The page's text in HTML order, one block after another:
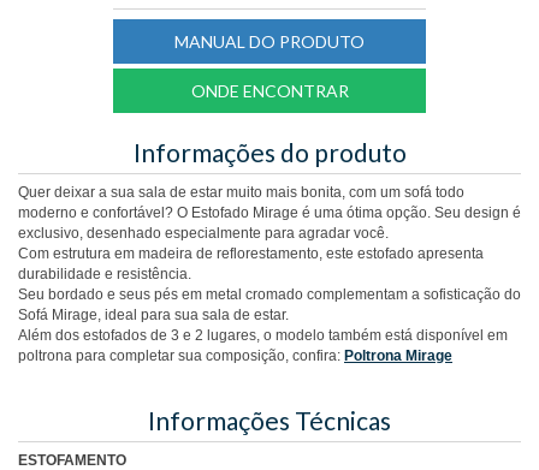
MANUAL DO PRODUTO
ONDE ENCONTRAR
Informações do produto
Quer deixar a sua sala de estar muito mais bonita, com um sofá todo
moderno e confortável? O Estofado Mirage é uma ótima opção. Seu design é
exclusivo, desenhado especialmente para agradar você.
Com estrutura em madeira de reflorestamento, este estofado apresenta
durabilidade e resistência.
Seu bordado e seus pés em metal cromado complementam a sofisticação do
Sofá Mirage, ideal para sua sala de estar.
Além dos estofados de 3 e 2 lugares, o modelo também está disponível em
poltrona para completar sua composição, confira: Poltrona Mirage
Informações Técnicas
ESTOFAMENTO